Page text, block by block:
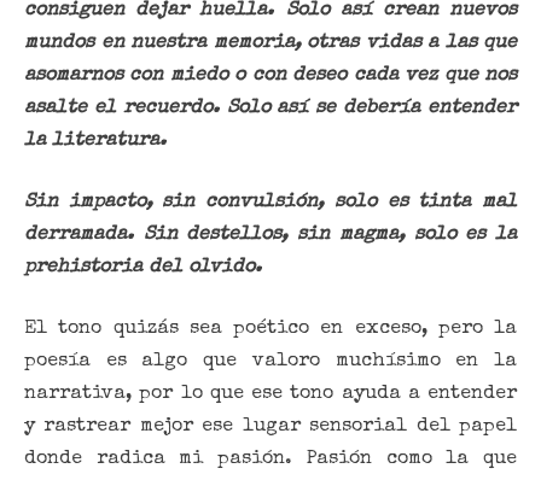
consiguen dejar huella. Solo así crean nuevos
mundos en nuestra memoria, otras vidas a las que
asomarnos con miedo o con deseo cada vez que nos
asalte el recuerdo. Solo así se debería entender
la literatura.
Sin impacto, sin convulsión, solo es tinta mal
derramada. Sin destellos, sin magma, solo es la
prehistoria del olvido.
El tono quizás sea poético en exceso, pero la
poesía es algo que valoro muchísimo en la
narrativa, por lo que ese tono ayuda a entender
y rastrear mejor ese lugar sensorial del papel
donde radica mi pasión. Pasión como la que